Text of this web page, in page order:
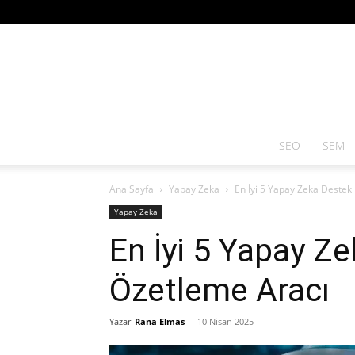
SEO SEM
Ana Sayfa Yapay Zeka En İyi 5 Yapay Zeka
Yapay Zeka
En İyi 5 Yapay
Özetleme Aracı
Yazar Rana Elmas - 10 Nisan 2025